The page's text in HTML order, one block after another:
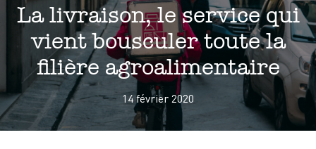
La livraison, le service qui
vient bousculer toute la
filière agroalimentaire
14 février 2020